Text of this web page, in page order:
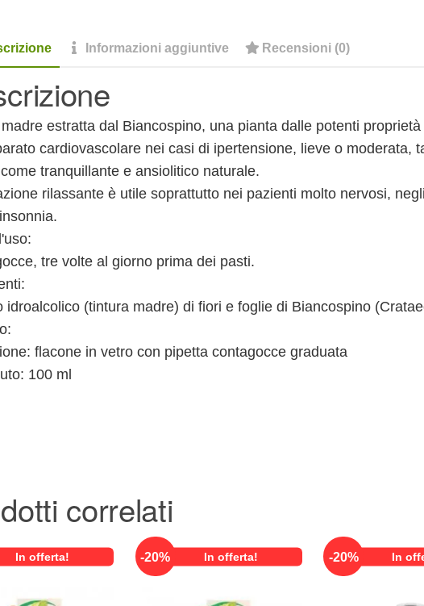
Informazioni aggiuntive Recensioni (0)
estratta dal Biancospino, una pianta dalle potenti
cardiovascolare nei casi di ipertensione, lieve o moderata,
tranquillante e ansiolitico naturale.
rilassante è utile soprattutto nei pazienti molto nervosi,
tre volte al giorno prima dei pasti.
idroalcolico (tintura madre) di fiori e foglie di Biancospino
flacone in vetro con pipetta contagocce graduata
100 ml
correlati
In offerta! -20% In offerta! -20% In